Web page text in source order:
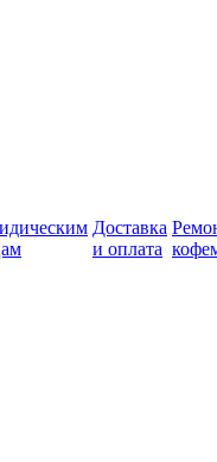
Доставка
и оплата